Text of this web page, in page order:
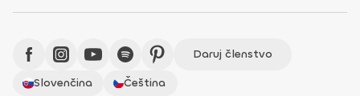
Daruj členstvo
Slovenčina
Čeština